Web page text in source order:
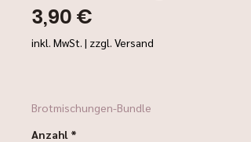
3,90 €
inkl. MwSt. | zzgl. Versand
Brotmischungen-Bundle
Anzahl *